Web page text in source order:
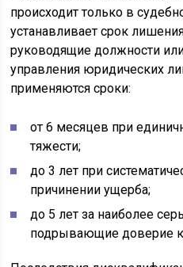
происходит только в
устанавливает срок
руководящие должности
управления юридических
применяются сроки:
от 6 месяцев при
тяжести;
до 3 лет при
причинении ущерба;
до 5 лет за наиболее
подрывающие доверие